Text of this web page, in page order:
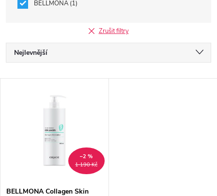
BELLMONA 1
Zrušit filtry
Ř
a
Nejlevnější
s
1 190 Kč
–2 %
BELLMONA Collagen Skin